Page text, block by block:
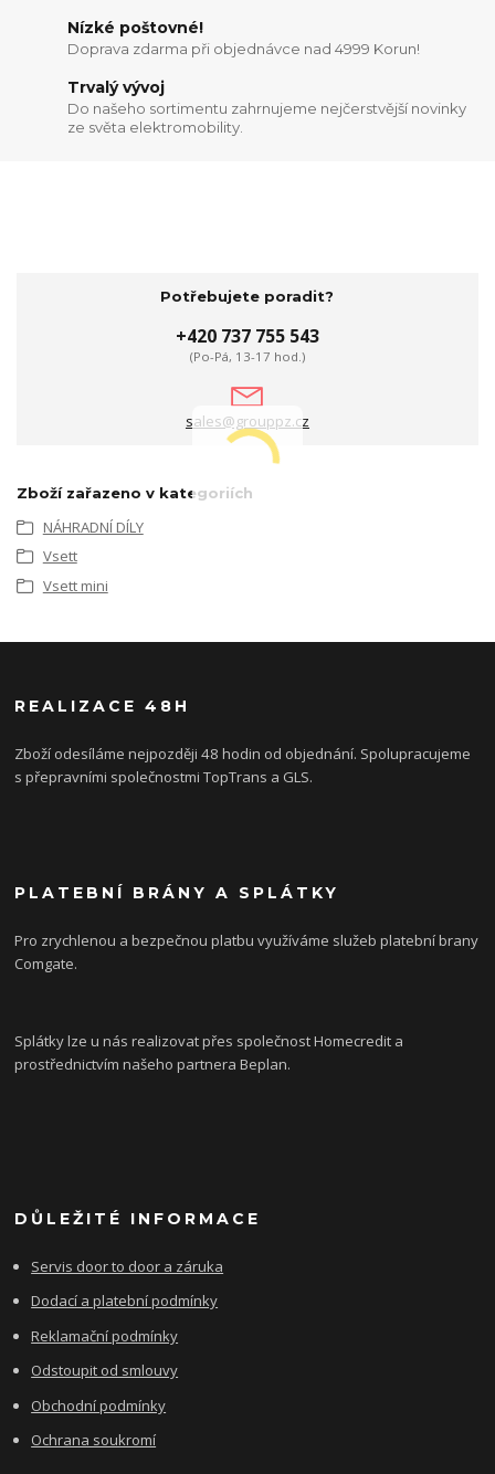
Nízké poštovné!
Doprava zdarma při objednávce nad 4999 Korun!
Trvalý vývoj
Do našeho sortimentu zahrnujeme nejčerstvější novinky
ze světa elektromobility.
Potřebujete poradit?
+420 737 755 543
(Po-Pá, 13-17 hod.)
sales@grouppz.cz
Zboží zařazeno v kategoriích
NÁHRADNÍ DÍLY
Vsett
Vsett mini
REALIZACE 48H
Zboží odesíláme nejpozději 48 hodin od objednání. Spolupracujeme
s přepravními společnostmi TopTrans a GLS.
PLATEBNÍ BRÁNY A SPLÁTKY
Pro zrychlenou a bezpečnou platbu využíváme služeb platební brany
Comgate.
Splátky lze u nás realizovat přes společnost Homecredit a
prostřednictvím našeho partnera Beplan.
DŮLEŽITÉ INFORMACE
Servis door to door a záruka
Dodací a platební podmínky
Reklamační podmínky
Odstoupit od smlouvy
Obchodní podmínky
Ochrana soukromí